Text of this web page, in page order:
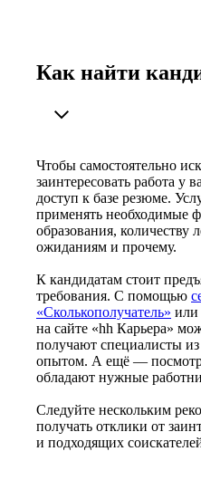
Как найти
Чтобы самостоятельно
заинтересовать работа у
доступ к базе резюме.
применять необходимые
образования, количеству
ожиданиям и прочему.
К кандидатам стоит
требования. С помощью
«Сколькополучатель» или
на сайте «hh Карьера»
получают специалисты
опытом. А ещё —
обладают нужные
Следуйте нескольким
получать отклики от
и подходящих